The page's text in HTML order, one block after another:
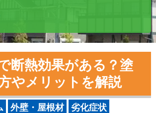
断熱効果がある？塗
やメリットを解説
外壁・屋根材
劣化症状